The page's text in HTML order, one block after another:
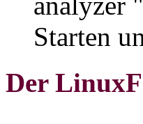
Starten
Der